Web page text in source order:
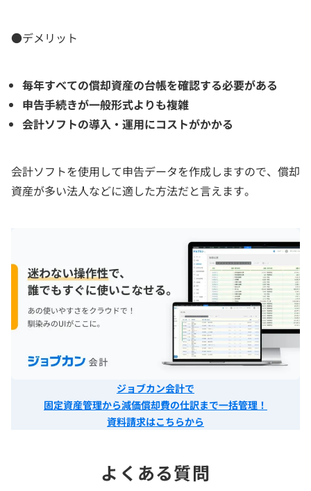
●デメリット
毎年すべての償却資産の台帳を確認する必要がある
申告手続きが一般形式よりも複雑
会計ソフトの導入・運用にコストがかかる
会計ソフトを使用して申告データを作成しますので、償却
資産が多い法人などに適した方法だと言えます。
ジョブカン会計で
固定資産管理から減価償却費の仕訳まで一括管理！
資料請求はこちらから
よくある質問